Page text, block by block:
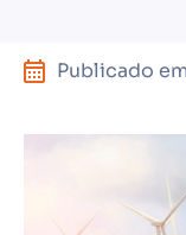
Publicado em